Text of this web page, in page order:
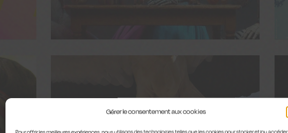
Gérer le consentement aux cookies